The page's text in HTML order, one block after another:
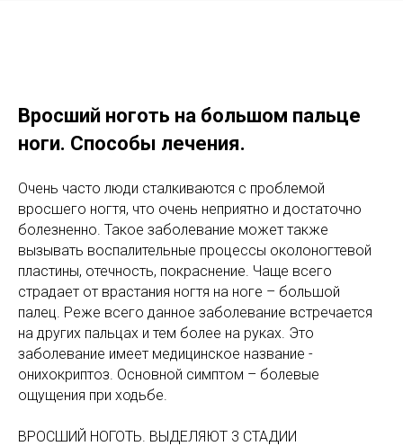
Вросший ноготь на большом пальце
ноги. Способы лечения.
Очень часто люди сталкиваются с проблемой
вросшего ногтя, что очень неприятно и достаточно
болезненно. Такое заболевание может также
вызывать воспалительные процессы околоногтевой
пластины, отечность, покраснение. Чаще всего
страдает от врастания ногтя на ноге – большой
палец. Реже всего данное заболевание встречается
на других пальцах и тем более на руках. Это
заболевание имеет медицинское название -
онихокриптоз. Основной симптом – болевые
ощущения при ходьбе.
ВРОСШИЙ НОГОТЬ. ВЫДЕЛЯЮТ 3 СТАДИИ